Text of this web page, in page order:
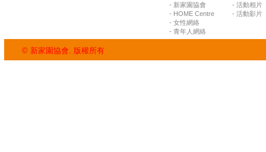
- 新家園協會
- HOME Centre
- 女性網絡
- 青年人網絡
- 活動相片
- 活動影片
© 新家園協會. 版權所有